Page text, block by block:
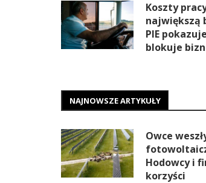
Koszty
największą
PIE
blokuje
NAJNOWSZE ARTYKUŁY
Owce
Hodowcy i
korzyści